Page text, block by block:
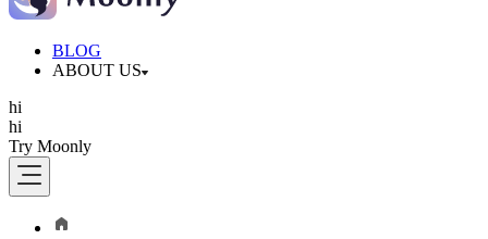
BLOG
ABOUT US
hi
hi
Try Moonly